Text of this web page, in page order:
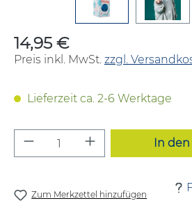
Regulärer Preis:
14,95 €
Preis inkl. MwSt. zzgl.
Lieferzeit ca. 2-6 Werktage
Produkt Anzahl: Gib
In
Zum Merkzettel hinzufügen